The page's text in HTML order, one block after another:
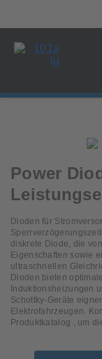
Power
Dioden für
diskrete Diode, die
Eigenschaften sowie
ultraschnellen
Dioden bieten
Induktionsheizungen
Schottky-Geräte
Elektrofahrzeugen.
Produktkatalog , um